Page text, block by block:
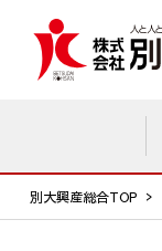
別大興産総合TOP